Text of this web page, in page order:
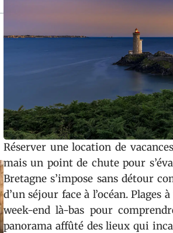
Réserver une location de
mais un point de chute pour
Bretagne s’impose sans détour
d’un séjour face à l’océan.
week-end là-bas pour
panorama affûté des lieux qui